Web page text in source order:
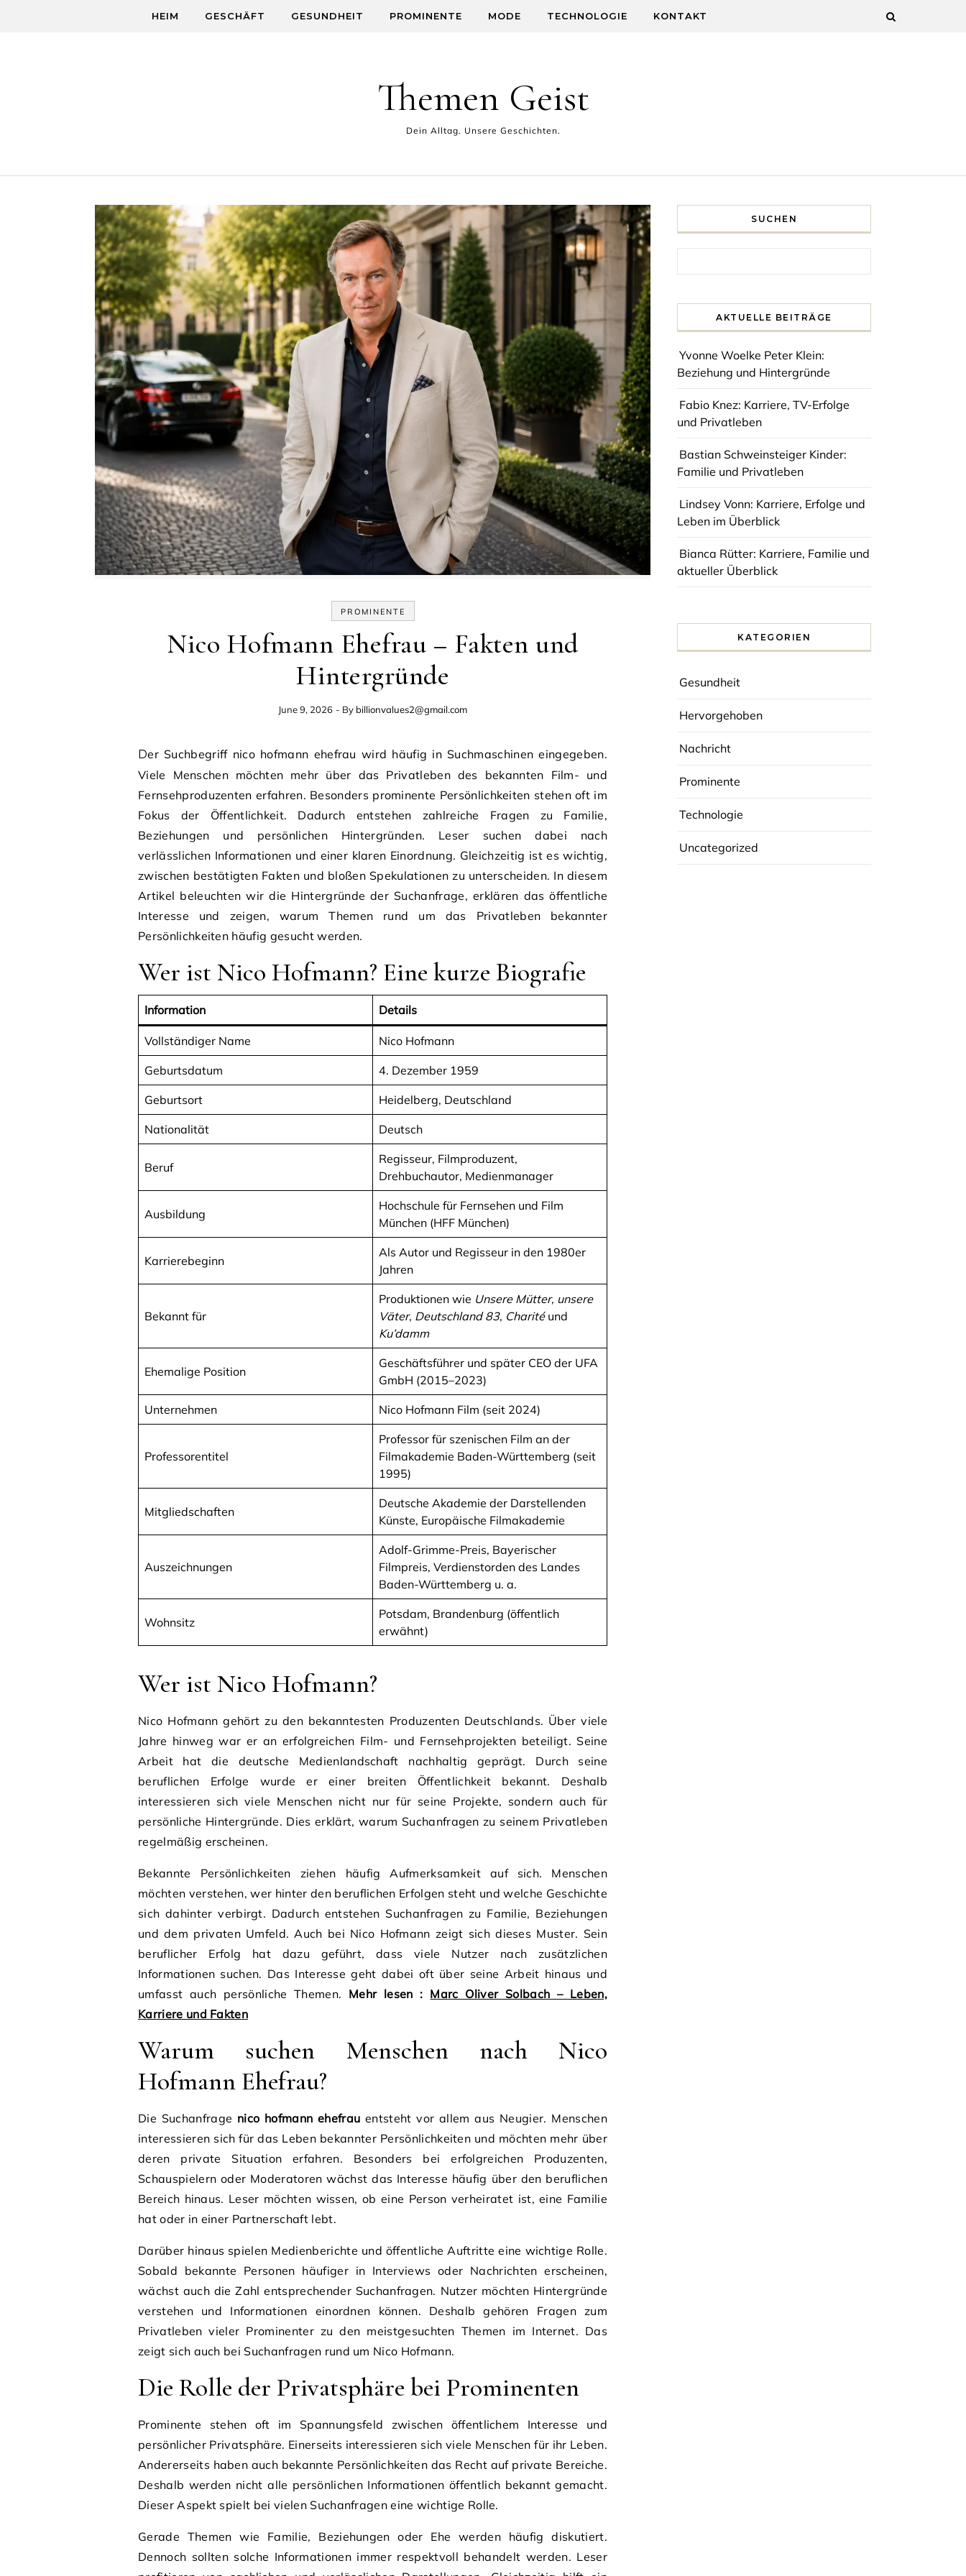
HEIM GESCHÄFT GESUNDHEIT PROMINENTE MODE TECHNOLOGIE KONTAKT
Themen Geist
Dein Alltag. Unsere Geschichten.
PROMINENTE
Nico Hofmann Ehefrau – Fakten und
Hintergründe
June 9, 2026 - By billionvalues2@gmail.com
Der Suchbegriff nico hofmann ehefrau wird häufig in Suchmaschinen eingegeben.
Viele Menschen möchten mehr über das Privatleben des bekannten Film- und
Fernsehproduzenten erfahren. Besonders prominente Persönlichkeiten stehen oft im
Fokus der Öffentlichkeit. Dadurch entstehen zahlreiche Fragen zu Familie,
Beziehungen und persönlichen Hintergründen. Leser suchen dabei nach
verlässlichen Informationen und einer klaren Einordnung. Gleichzeitig ist es wichtig,
zwischen bestätigten Fakten und bloßen Spekulationen zu unterscheiden. In diesem
Artikel beleuchten wir die Hintergründe der Suchanfrage, erklären das öffentliche
Interesse und zeigen, warum Themen rund um das Privatleben bekannter
Persönlichkeiten häufig gesucht werden.
Wer ist Nico Hofmann? Eine kurze Biografie
Information Details
Vollständiger Name Nico Hofmann
Geburtsdatum 4. Dezember 1959
Geburtsort Heidelberg, Deutschland
Nationalität Deutsch
Beruf
Regisseur, Filmproduzent,
Drehbuchautor, Medienmanager
Ausbildung
Hochschule für Fernsehen und Film
München (HFF München)
Karrierebeginn
Als Autor und Regisseur in den 1980er
Jahren
Bekannt für
Produktionen wie Unsere Mütter, unsere
Väter, Deutschland 83, Charitéund
Ku’damm
Ehemalige Position
Geschäftsführer und später CEO der UFA
GmbH (2015–2023)
Unternehmen Nico Hofmann Film (seit 2024)
Professorentitel
Professor für szenischen Film an der
Filmakademie Baden-Württemberg (seit
1995)
Mitgliedschaften
Deutsche Akademie der Darstellenden
Künste, Europäische Filmakademie
Auszeichnungen
Adolf-Grimme-Preis, Bayerischer
Filmpreis, Verdienstorden des Landes
Baden-Württemberg u. a.
Wohnsitz
Potsdam, Brandenburg (öffentlich
erwähnt)
Wer ist Nico Hofmann?
Nico Hofmann gehört zu den bekanntesten Produzenten Deutschlands. Über viele
Jahre hinweg war er an erfolgreichen Film- und Fernsehprojekten beteiligt. Seine
Arbeit hat die deutsche Medienlandschaft nachhaltig geprägt. Durch seine
beruflichen Erfolge wurde er einer breiten Öffentlichkeit bekannt. Deshalb
interessieren sich viele Menschen nicht nur für seine Projekte, sondern auch für
persönliche Hintergründe. Dies erklärt, warum Suchanfragen zu seinem Privatleben
regelmäßig erscheinen.
Bekannte Persönlichkeiten ziehen häufig Aufmerksamkeit auf sich. Menschen
möchten verstehen, wer hinter den beruflichen Erfolgen steht und welche Geschichte
sich dahinter verbirgt. Dadurch entstehen Suchanfragen zu Familie, Beziehungen
und dem privaten Umfeld. Auch bei Nico Hofmann zeigt sich dieses Muster. Sein
beruflicher Erfolg hat dazu geführt, dass viele Nutzer nach zusätzlichen
Informationen suchen. Das Interesse geht dabei oft über seine Arbeit hinaus und
umfasst auch persönliche Themen. Mehr lesen : Marc Oliver Solbach – Leben,
Karriere und Fakten
Warum suchen Menschen nach Nico
Hofmann Ehefrau?
Die Suchanfrage nico hofmann ehefrau entsteht vor allem aus Neugier. Menschen
interessieren sich für das Leben bekannter Persönlichkeiten und möchten mehr über
deren private Situation erfahren. Besonders bei erfolgreichen Produzenten,
Schauspielern oder Moderatoren wächst das Interesse häufig über den beruflichen
Bereich hinaus. Leser möchten wissen, ob eine Person verheiratet ist, eine Familie
hat oder in einer Partnerschaft lebt.
Darüber hinaus spielen Medienberichte und öffentliche Auftritte eine wichtige Rolle.
Sobald bekannte Personen häufiger in Interviews oder Nachrichten erscheinen,
wächst auch die Zahl entsprechender Suchanfragen. Nutzer möchten Hintergründe
verstehen und Informationen einordnen können. Deshalb gehören Fragen zum
Privatleben vieler Prominenter zu den meistgesuchten Themen im Internet. Das
zeigt sich auch bei Suchanfragen rund um Nico Hofmann.
Die Rolle der Privatsphäre bei Prominenten
Prominente stehen oft im Spannungsfeld zwischen öffentlichem Interesse und
persönlicher Privatsphäre. Einerseits interessieren sich viele Menschen für ihr Leben.
Andererseits haben auch bekannte Persönlichkeiten das Recht auf private Bereiche.
Deshalb werden nicht alle persönlichen Informationen öffentlich bekannt gemacht.
Dieser Aspekt spielt bei vielen Suchanfragen eine wichtige Rolle.
Gerade Themen wie Familie, Beziehungen oder Ehe werden häufig diskutiert.
Dennoch sollten solche Informationen immer respektvoll behandelt werden. Leser
SUCHEN
AKTUELLE BEITRÄGE
Yvonne Woelke Peter Klein:
Beziehung und Hintergründe
Fabio Knez: Karriere, TV-Erfolge
und Privatleben
Bastian Schweinsteiger Kinder:
Familie und Privatleben
Lindsey Vonn: Karriere, Erfolge und
Leben im Überblick
Bianca Rütter: Karriere, Familie und
aktueller Überblick
KATEGORIEN
Gesundheit
Hervorgehoben
Nachricht
Prominente
Technologie
Uncategorized